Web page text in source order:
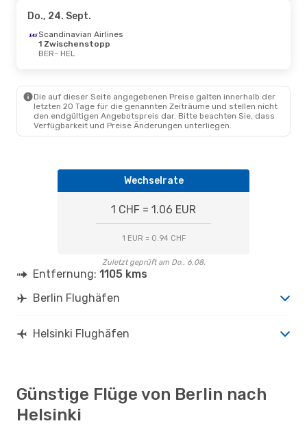
BER - HEL
AirBaltic1 Zwischenstopp
HEL- BER
Do., 24. Sept.
Scandinavian Airlines
1 Zwischenstopp
BER- HEL
Die auf dieser Seite angegebenen Preise galten innerhalb der
letzten 20 Tage für die genannten Zeiträume und stellen nicht
den endgültigen Angebotspreis dar. Bitte beachten Sie, dass
Verfügbarkeit und Preise Änderungen unterliegen.
Wechselrate
1 CHF = 1.06 EUR
1 EUR = 0.94 CHF
Zuletzt geprüft am Do., 6.08.
Entfernung: 1105 kms
Berlin Flughäfen
Helsinki Flughäfen
Günstige Flüge von Berlin nach
Helsinki